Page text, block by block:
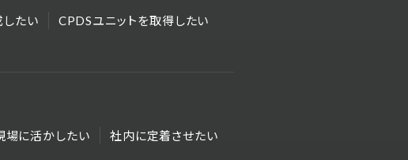
たい
CPDSユニットを取得したい
場に活かしたい
社内に定着させたい